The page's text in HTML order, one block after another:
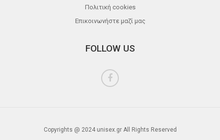
Πολιτική cookies
Επικοινωνήστε μαζί μας
FOLLOW US
Copyrights @ 2024 unisex.gr All Rights Reserved